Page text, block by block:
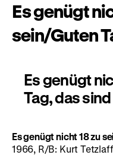
Es genügt
sein/Guten
Es genügt
Tag, das
Es genügt nicht 18 zu
1966, R/B: Kurt